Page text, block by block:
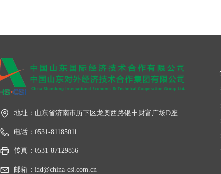
地址： 山东省济南市历下区龙奥西路银丰财富广场D座
电话： 0531-81185011
传真： 0531-87129836
邮箱： idd@china-csi.com.cn